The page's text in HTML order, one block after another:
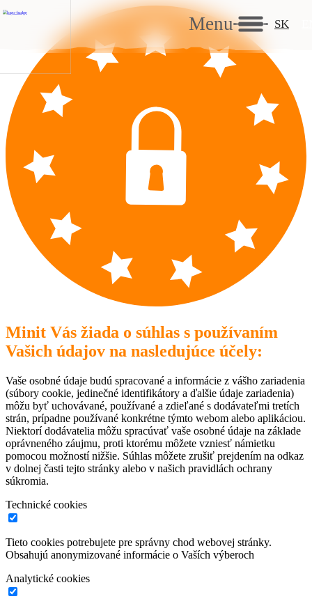
Minit Vás žiada o súhlas s používaním
Vašich údajov na nasledujúce účely:
Vaše osobné údaje budú spracované a informácie z vášho zariadenia
(súbory cookie, jedinečné identifikátory a ďalšie údaje zariadenia)
môžu byť uchovávané, používané a zdieľané s dodávateľmi tretích
strán, prípadne používané konkrétne týmto webom alebo aplikáciou.
Niektorí dodávatelia môžu spracúvať vaše osobné údaje na základe
oprávneného záujmu, proti ktorému môžete vzniesť námietku
pomocou možností nižšie. Súhlas môžete zrušiť prejdením na odkaz
v dolnej časti tejto stránky alebo v našich pravidlách ochrany
súkromia.
Technické cookies
Tieto cookies potrebujete pre správny chod webovej stránky.
Obsahujú anonymizované informácie o Vaších výberoch
Analytické cookies
Menu SK